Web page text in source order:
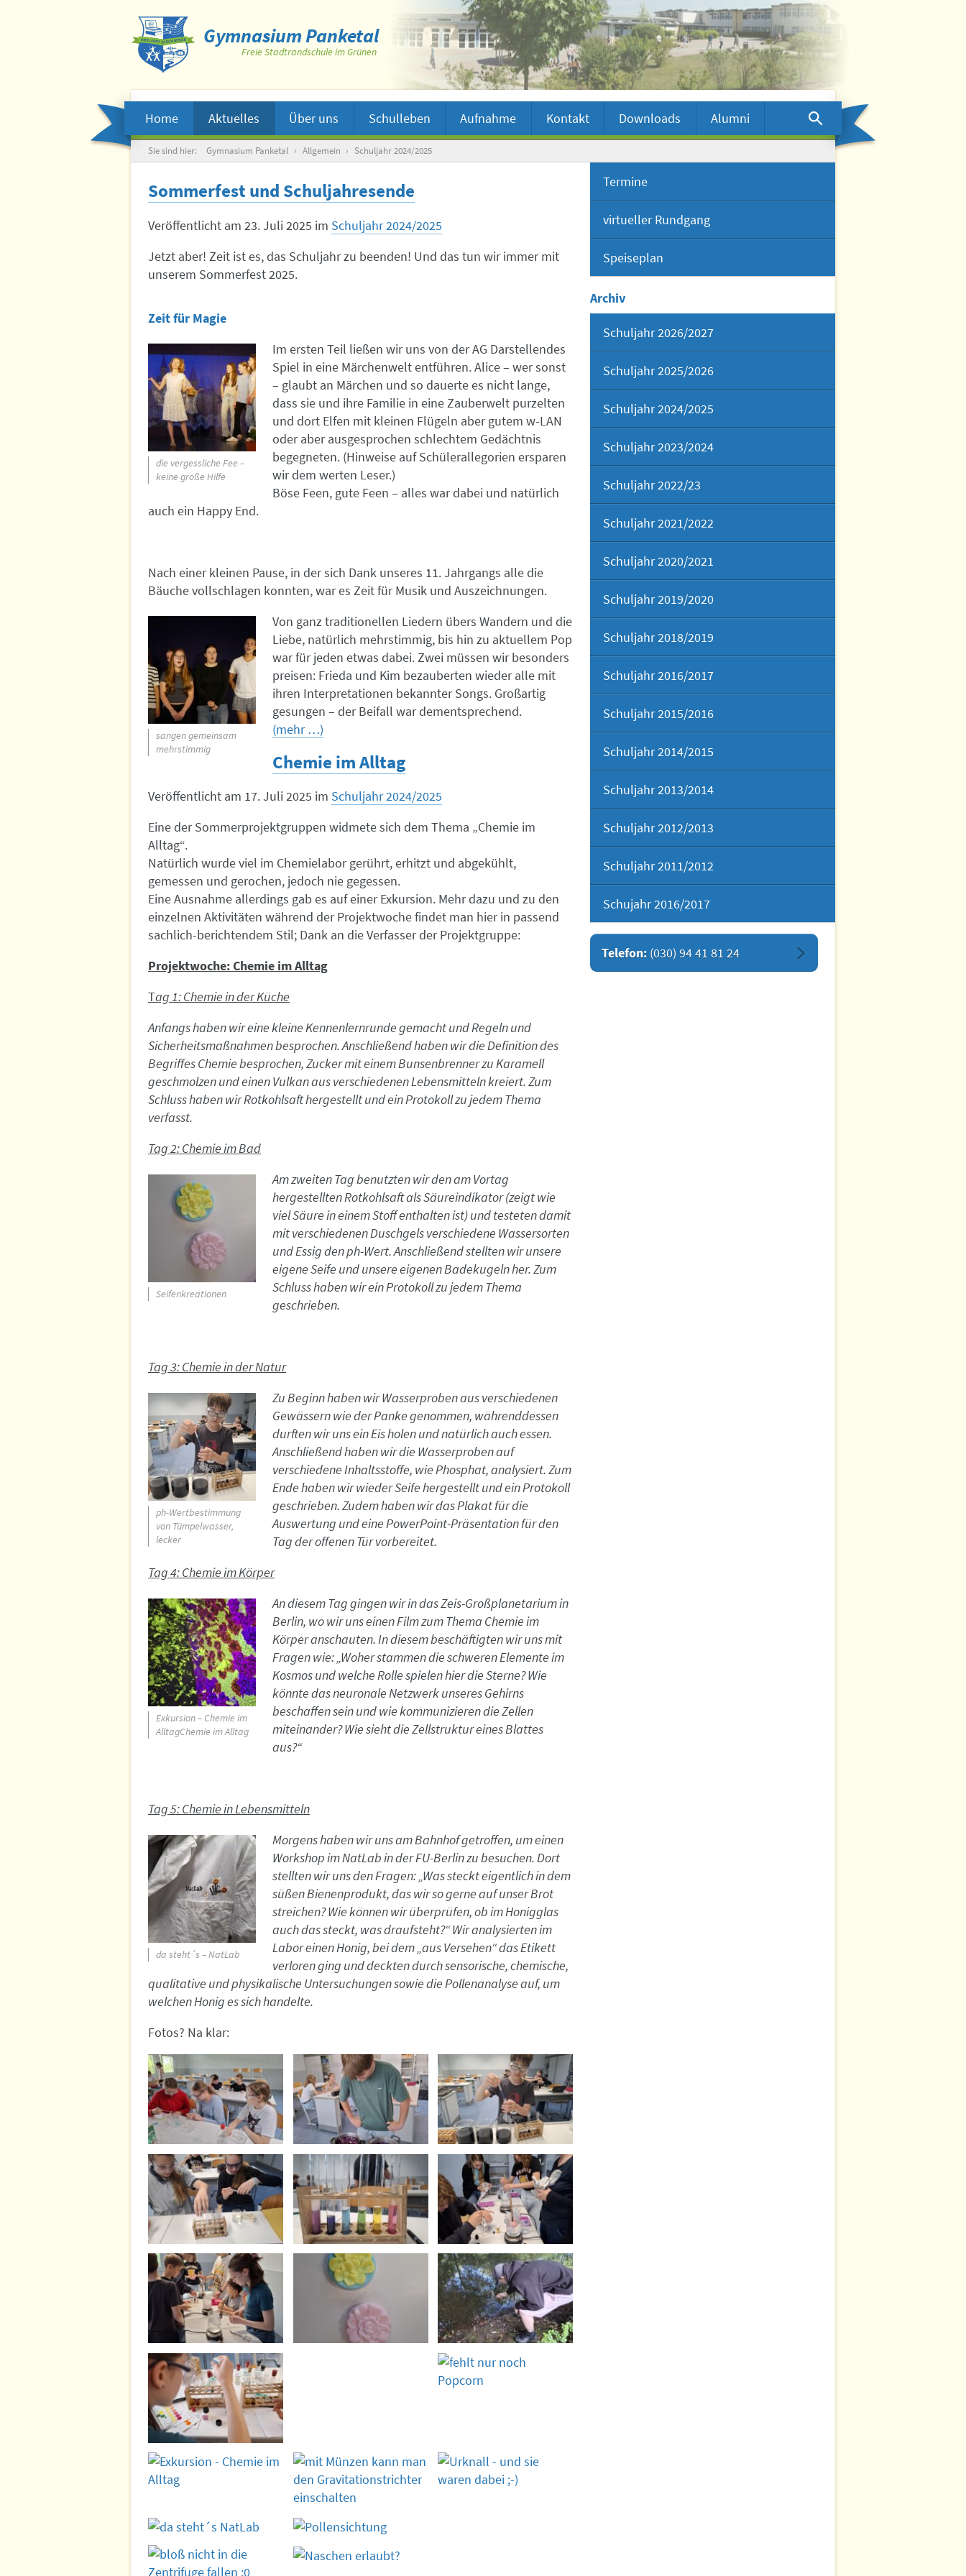
Gymnasium Panketal
Freie Stadtrandschule im Grünen
Home Aktuelles Über uns Schulleben Aufnahme Kontakt Downloads
Alumni
Suche
Sie sind hier: Gymnasium Panketal › Allgemein › Schuljahr 2024/2025
Sommerfest und Schuljahresende
Veröffentlicht am 23. Juli 2025 im Schuljahr 2024/2025
Jetzt aber! Zeit ist es, das Schuljahr zu beenden! Und das tun wir immer mit
unserem Sommerfest 2025.
Zeit für Magie
die vergessliche Fee –
keine große Hilfe
Im ersten Teil ließen wir uns von der AG Darstellendes
Spiel in eine Märchenwelt entführen. Alice – wer sonst
– glaubt an Märchen und so dauerte es nicht lange,
dass sie und ihre Familie in eine Zauberwelt purzelten
und dort Elfen mit kleinen Flügeln aber gutem w-LAN
oder aber ausgesprochen schlechtem Gedächtnis
begegneten. (Hinweise auf Schülerallegorien ersparen
wir dem werten Leser.)
Böse Feen, gute Feen – alles war dabei und natürlich
auch ein Happy End.
Nach einer kleinen Pause, in der sich Dank unseres 11. Jahrgangs alle die
Bäuche vollschlagen konnten, war es Zeit für Musik und Auszeichnungen.
sangen gemeinsam
mehrstimmig
Von ganz traditionellen Liedern übers Wandern und die
Liebe, natürlich mehrstimmig, bis hin zu aktuellem Pop
war für jeden etwas dabei. Zwei müssen wir besonders
preisen: Frieda und Kim bezauberten wieder alle mit
ihren Interpretationen bekannter Songs. Großartig
gesungen – der Beifall war dementsprechend.
(mehr …)
Chemie im Alltag
Veröffentlicht am 17. Juli 2025 im Schuljahr 2024/2025
Eine der Sommerprojektgruppen widmete sich dem Thema „Chemie im
Alltag“.
Natürlich wurde viel im Chemielabor gerührt, erhitzt und abgekühlt,
gemessen und gerochen, jedoch nie gegessen.
Eine Ausnahme allerdings gab es auf einer Exkursion. Mehr dazu und zu den
einzelnen Aktivitäten während der Projektwoche findet man hier in passend
sachlich-berichtendem Stil; Dank an die Verfasser der Projektgruppe:
Projektwoche: Chemie im Alltag
Tag 1: Chemie in der Küche
Anfangs haben wir eine kleine Kennenlernrunde gemacht und Regeln und
Sicherheitsmaßnahmen besprochen. Anschließend haben wir die Definition des
Begriffes Chemie besprochen, Zucker mit einem Bunsenbrenner zu Karamell
geschmolzen und einen Vulkan aus verschiedenen Lebensmitteln kreiert. Zum
Schluss haben wir Rotkohlsaft hergestellt und ein Protokoll zu jedem Thema
verfasst.
Tag 2: Chemie im Bad
Seifenkreationen
Am zweiten Tag benutzten wir den am Vortag
hergestellten Rotkohlsaft als Säureindikator (zeigt wie
viel Säure in einem Stoff enthalten ist) und testeten damit
mit verschiedenen Duschgels verschiedene Wassersorten
und Essig den ph-Wert. Anschließend stellten wir unsere
eigene Seife und unsere eigenen Badekugeln her. Zum
Schluss haben wir ein Protokoll zu jedem Thema
geschrieben.
Tag 3: Chemie in der Natur
ph-Wertbestimmung
von Tümpelwasser,
lecker
Zu Beginn haben wir Wasserproben aus verschiedenen
Gewässern wie der Panke genommen, währenddessen
durften wir uns ein Eis holen und natürlich auch essen.
Anschließend haben wir die Wasserproben auf
verschiedene Inhaltsstoffe, wie Phosphat, analysiert. Zum
Ende haben wir wieder Seife hergestellt und ein Protokoll
geschrieben. Zudem haben wir das Plakat für die
Auswertung und eine PowerPoint-Präsentation für den
Tag der offenen Tür vorbereitet.
Tag 4: Chemie im Körper
Exkursion – Chemie im
AlltagChemie im Alltag
An diesem Tag gingen wir in das Zeis-Großplanetarium in
Berlin, wo wir uns einen Film zum Thema Chemie im
Körper anschauten. In diesem beschäftigten wir uns mit
Fragen wie: „Woher stammen die schweren Elemente im
Kosmos und welche Rolle spielen hier die Sterne? Wie
könnte das neuronale Netzwerk unseres Gehirns
beschaffen sein und wie kommunizieren die Zellen
miteinander? Wie sieht die Zellstruktur eines Blattes
aus?“
Tag 5: Chemie in Lebensmitteln
da steht´s – NatLab
Morgens haben wir uns am Bahnhof getroffen, um einen
Workshop im NatLab in der FU-Berlin zu besuchen. Dort
stellten wir uns den Fragen: „Was steckt eigentlich in dem
süßen Bienenprodukt, das wir so gerne auf unser Brot
streichen? Wie können wir überprüfen, ob im Honigglas
auch das steckt, was draufsteht?“ Wir analysierten im
Labor einen Honig, bei dem „aus Versehen“ das Etikett
verloren ging und deckten durch sensorische, chemische,
qualitative und physikalische Untersuchungen sowie die Pollenanalyse auf, um
welchen Honig es sich handelte.
Fotos? Na klar:
Termine
virtueller Rundgang
Virtueller Rundgang
Interview mit Dr. Wolf
Englisch – It´s our cup of tea!
Wahl der zweiten Fremdsprache
Deutsch – das Tor zu vielen
Welten
Die Schönen Künste
Geografie
Sport am Gymnasium Panketal
Projektwochen & Exkursionen
Speiseplan
Archiv
Schuljahr 2026/2027
Schuljahr 2025/2026
Schuljahr 2024/2025
Schuljahr 2023/2024
Schuljahr 2022/23
Schuljahr 2021/2022
Schuljahr 2020/2021
Schuljahr 2019/2020
Schuljahr 2018/2019
Schuljahr 2016/2017
Schuljahr 2015/2016
Schuljahr 2014/2015
Schuljahr 2013/2014
Schuljahr 2012/2013
Schuljahr 2011/2012
Schujahr 2016/2017
Telefon: (030) 94 41 81 24